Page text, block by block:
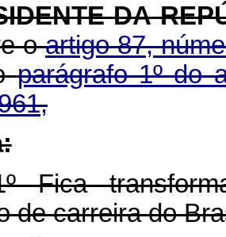
DA
oartigo 87,
parágrafo 1º do
Fica
de carreira do